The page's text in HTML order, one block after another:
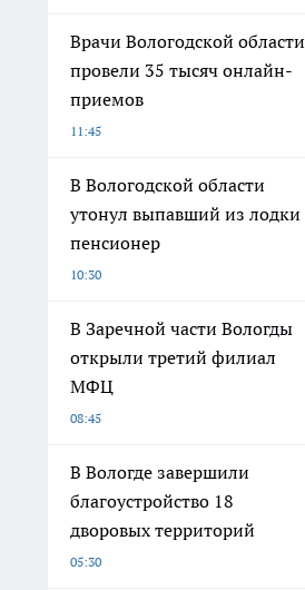
Врачи Вологодской области
провели 35 тысяч онлайн-
приемов
11:45
В Вологодской области
утонул выпавший из лодки
пенсионер
10:30
В Заречной части Вологды
открыли третий филиал
МФЦ
08:45
В Вологде завершили
благоустройство 18
дворовых территорий
05:30